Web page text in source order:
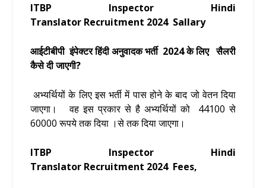
ITBP Inspector Hindi
Translator Recruitment 2024 Sallary
आईटीबीपी इंपेक्टर हिंदी अनुवादक भर्ती 2024 के लिए सैलरी
कैसे दी जाएगी?
अभ्यर्थियों के लिए इस भर्ती में पास होने के बाद जो वेतन दिया
जाएगा। वह इस प्रकार से है अभ्यर्थियों को 44100 से
60000 रूपये तक दिया ।से तक दिया जाएगा।
ITBP Inspector Hindi
Translator Recruitment 2024 Fees,